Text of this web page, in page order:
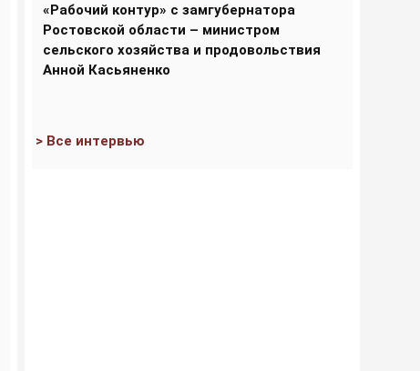
«Рабочий контур» с замгубернатора
Ростовской области – министром
сельского хозяйства и продовольствия
Анной Касьяненко
> Все интервью